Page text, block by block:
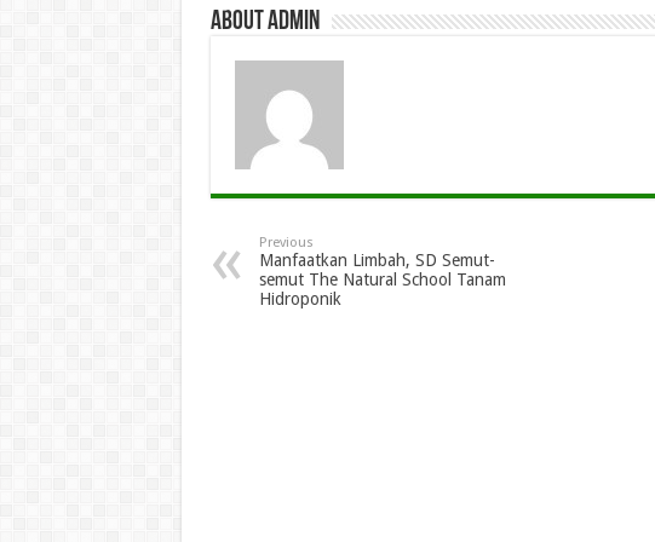
About admin
Previous
Manfaatkan Limbah, SD Semut-
semut The Natural School Tanam
Hidroponik